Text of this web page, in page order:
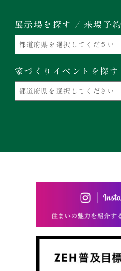
展示場を探す / 来場予約
家づくりイベントを探す